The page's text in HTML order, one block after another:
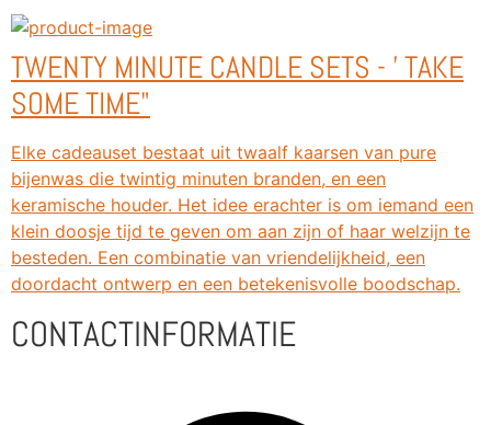
TWENTY MINUTE CANDLE SETS - ' TAKE
SOME TIME"
Elke cadeauset bestaat uit twaalf kaarsen van pure
bijenwas die twintig minuten branden, en een
keramische houder. Het idee erachter is om iemand een
klein doosje tijd te geven om aan zijn of haar welzijn te
besteden. Een combinatie van vriendelijkheid, een
doordacht ontwerp en een betekenisvolle boodschap.
CONTACTINFORMATIE